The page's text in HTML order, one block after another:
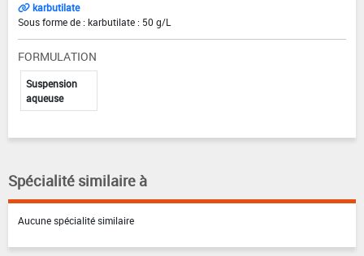
karbutilate
Sous forme de : karbutilate : 50 g/L
FORMULATION
Suspension
aqueuse
Spécialité similaire à
Aucune spécialité similaire